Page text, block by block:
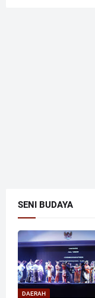
SENI BUDAYA
DAERAH